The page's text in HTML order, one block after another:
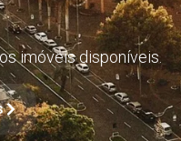
imóveis disponíveis.